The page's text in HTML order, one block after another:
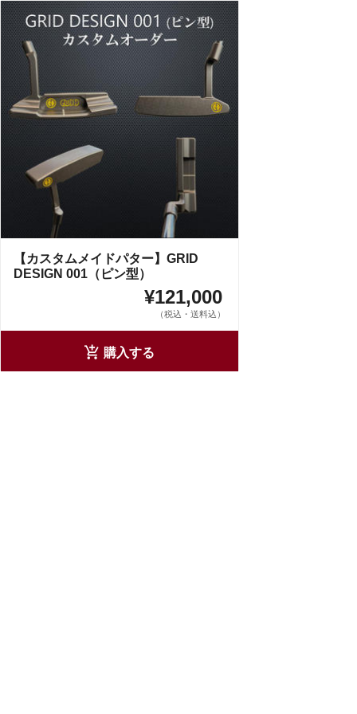
【カスタムメイドパター】GRID
DESIGN 001（ピン型）
¥121,000
（税込・送料込）
購入する